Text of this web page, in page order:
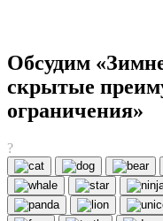
Обсудим
скрытые
ограничения»
?